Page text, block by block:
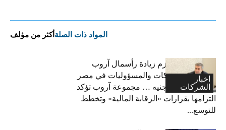
المواد ذات الصلة أكثر من مؤلف
اخبار
الشركات
فاتح بكداش:نعتزم زيادة رأسمال آروب
لتأمينات الممتلكات والمسؤوليات في مصر
إلى 600 مليون جنيه … مجموعة آروب تؤكد
التزامها بقرارات «الرقابة المالية» وتخطط
للتوسع...